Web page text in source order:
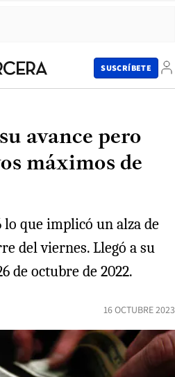
SUSCRÍBETE
avance pero
máximos de
que implicó un alza de
del viernes. Llegó a su
de octubre de 2022.
16 OCTUBRE 2023